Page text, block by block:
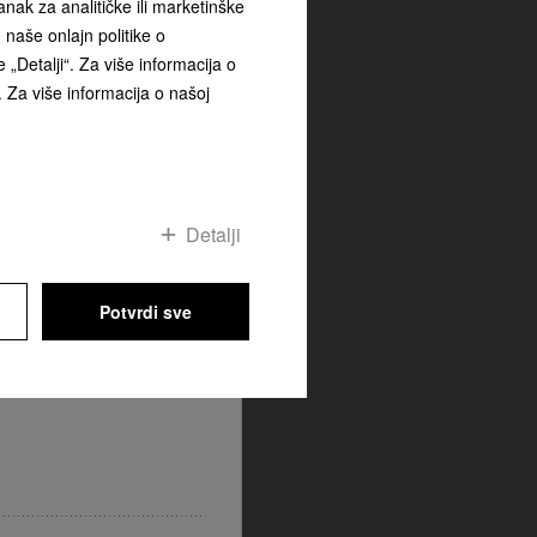
za analitičke ili marketinške
onlajn politike o
Za više informacija o
više informacija o našoj
Detalji
Potvrdi sve
Guard M1, savršeno
Automatski sistem